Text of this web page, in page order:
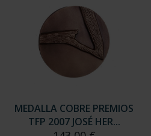
MEDALLA COBRE PREMIOS
TFP 2007 JOSÉ HER...